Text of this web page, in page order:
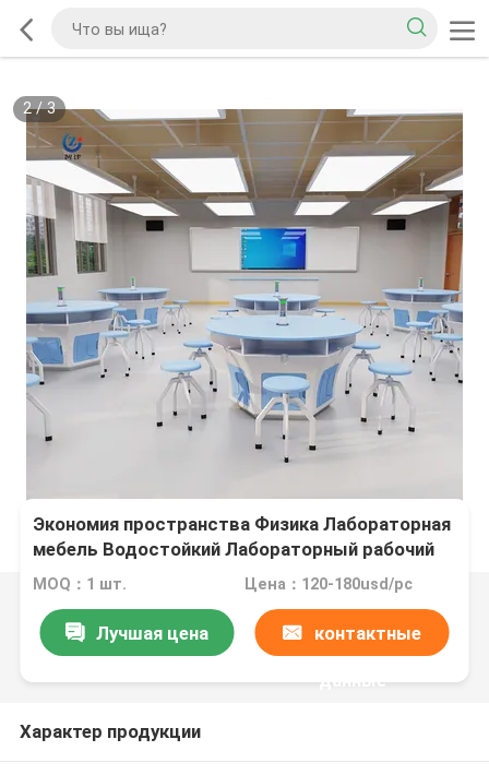
2/3
Экономия пространства Физика Лабораторная
мебель Водостойкий Лабораторный рабочий
стол
MOQ：1 шт. Цена：120-180usd/pc
Лучшая цена контактные
данные
Характер продукции